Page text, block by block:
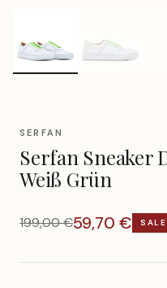
SERFAN
Serfan Sneaker
Weiß Grün
199,00 €59,70 € SALE